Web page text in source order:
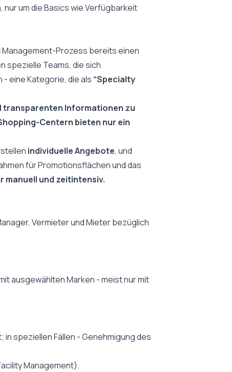
um die Basics wie Verfügbarkeit
Management-Prozess bereits einen
spezielle Teams, die sich
eine Kategorie, die als “Specialty
transparenten Informationen zu
Centern bieten nur ein
individuelle Angebote, und
für Promotionsflächen und das
manuell und zeitintensiv.
Vermieter und Mieter bezüglich
ausgewählten Marken - meist nur mit
speziellen Fällen - Genehmigung des
Management).